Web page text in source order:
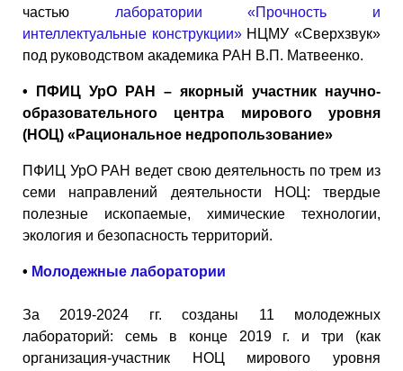
частью лаборатории «Прочность и
интеллектуальные конструкции»НЦМУ «Сверхзвук»
под руководством академика РАН В.П. Матвеенко.
• ПФИЦ УрО РАН – якорный участник научно-
образовательного центра мирового уровня
(НОЦ) «Рациональное недропользование»
ПФИЦ УрО РАН ведет свою деятельность по трем из
семи направлений деятельности НОЦ: твердые
полезные ископаемые, химические технологии,
экология и безопасность территорий.
• Молодежные лаборатории
За 2019-2024 гг. созданы 11 молодежных
лабораторий: семь в конце 2019 г. и три (как
организация-участник НОЦ мирового уровня